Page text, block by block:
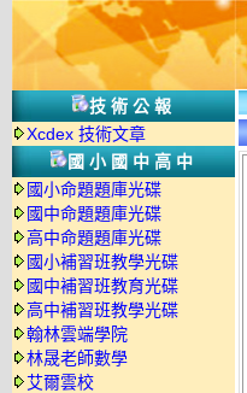
技術公報
Xcdex 技術文章
國小國中高中
國小命題題庫光碟
國中命題題庫光碟
高中命題題庫光碟
國小補習班教學光碟
國中補習班教育光碟
高中補習班教學光碟
翰林雲端學院
林晟老師數學
艾爾雲校